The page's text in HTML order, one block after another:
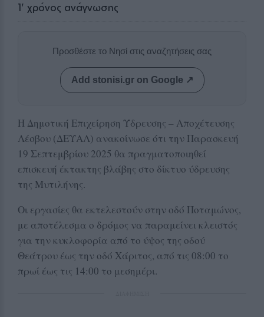
1' χρόνος ανάγνωσης
Προσθέστε το Νησί στις αναζητήσεις σας
Add stonisi.gr on Google ↗
Η Δημοτική Επιχείρηση Ύδρευσης – Αποχέτευσης
Λέσβου (ΔΕΥΑΛ) ανακοίνωσε ότι την Παρασκευή
19 Σεπτεμβρίου 2025 θα πραγματοποιηθεί
επισκευή έκτακτης βλάβης στο δίκτυο ύδρευσης
της Μυτιλήνης.
Οι εργασίες θα εκτελεστούν στην οδό Ποταμώνος,
με αποτέλεσμα ο δρόμος να παραμείνει κλειστός
για την κυκλοφορία από το ύψος της οδού
Θεάτρου έως την οδό Χάριτος, από τις 08:00 το
πρωί έως τις 14:00 το μεσημέρι.